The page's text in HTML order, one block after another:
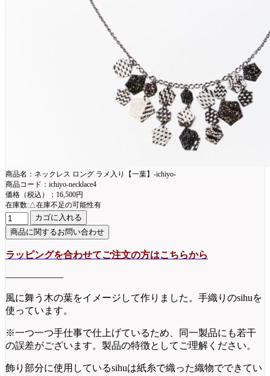
商品名：ネックレス ロング ラメ入り【一葉】-ichiyo-
商品コード：ichiyo-necklace4
価格（税込）：16,500円
在庫数:△在庫不足の可能性有
ラッピングを合わせてご注文の方はこちらから
——————
風に舞う木の葉をイメージして作りました。手織りのsihuを
使っています。
※一つ一つ手仕事で仕上げているため、同一製品にも若干
の誤差がございます。製品の特徴としてご理解ください。
飾り部分に使用しているsihuは紙糸で織った織物でできてい